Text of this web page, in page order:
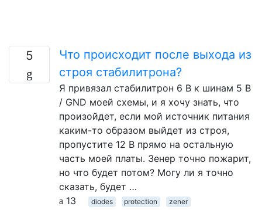
5
Что происходит после выхода из
строя стабилитрона?
Я привязал стабилитрон 6 В к шинам 5 В
/ GND моей схемы, и я хочу знать, что
произойдет, если мой источник питания
каким-то образом выйдет из строя,
пропустите 12 В прямо на остальную
часть моей платы. Зенер точно пожарит,
но что будет потом? Могу ли я точно
сказать, будет …
13
diodes protection zener